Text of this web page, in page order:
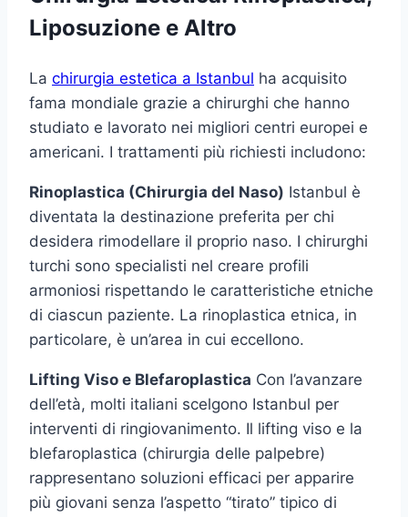
Liposuzione e Altro
La chirurgia estetica a Istanbul ha acquisito
fama mondiale grazie a chirurghi che hanno
studiato e lavorato nei migliori centri europei e
americani. I trattamenti più richiesti includono:
Rinoplastica (Chirurgia del Naso) Istanbul è
diventata la destinazione preferita per chi
desidera rimodellare il proprio naso. I chirurghi
turchi sono specialisti nel creare profili
armoniosi rispettando le caratteristiche etniche
di ciascun paziente. La rinoplastica etnica, in
particolare, è un’area in cui eccellono.
Lifting Viso e Blefaroplastica Con l’avanzare
dell’età, molti italiani scelgono Istanbul per
interventi di ringiovanimento. Il lifting viso e la
blefaroplastica (chirurgia delle palpebre)
rappresentano soluzioni efficaci per apparire
più giovani senza l’aspetto “tirato” tipico di